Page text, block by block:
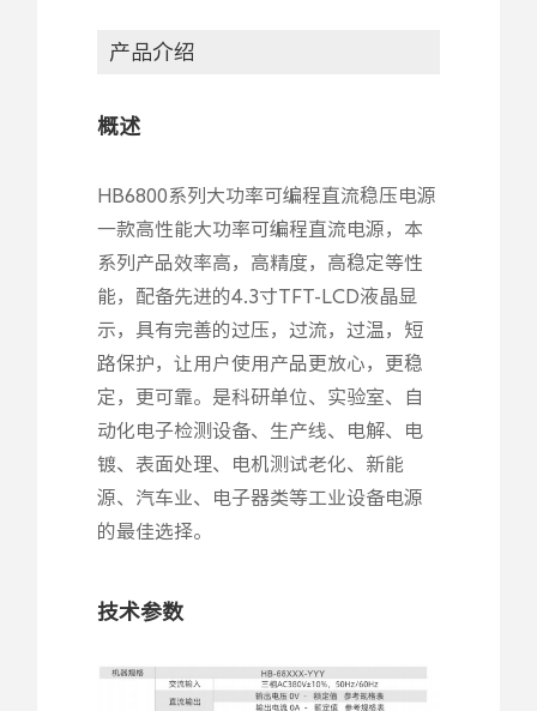
产品介绍
概述
HB6800系列大功率可编程直流稳压电源
一款高性能大功率可编程直流电源，本
系列产品效率高，高精度，高稳定等性
能，配备先进的4.3寸TFT-LCD液晶显
示，具有完善的过压，过流，过温，短
路保护，让用户使用产品更放心，更稳
定，更可靠。是科研单位、实验室、自
动化电子检测设备、生产线、电解、电
镀、表面处理、电机测试老化、新能
源、汽车业、电子器类等工业设备电源
的最佳选择。
技术参数